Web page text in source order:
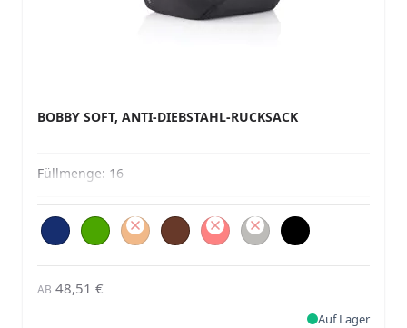
BOBBY SOFT, ANTI-DIEBSTAHL-RUCKSACK
Füllmenge: 16
AB 48,51 €
Auf Lager